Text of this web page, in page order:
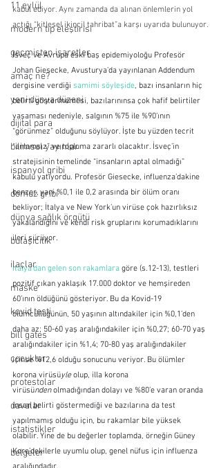
11 eylül
modern tıp eleştirisi
geçmişten işaretler
amaç ne?
yeni dünya düzeni
dijital para
bilimsel yayınlar
ispanyol gribi
domuz gribi
dünya sağlık örgütü
bulaşıcılık
ilaçlar
maske
kovid testi
bill gates
çocuklar
protestolar
davalar
istatistikler
belgeler
kabul ediyor. Aynı zamanda da alınan önlemlerin yol
açtığı “kitlesel ikincil tahribat”a karşı uyarıda bulunuyor.
İsveç ve Avrupa eski baş epidemiyoloğu Profesör
Johan Giesecke, Avusturya’da yayınlanan Addendum
dergisine verdiği samimi söyleşide, bazı insanların hiç
belirti göstermemesi, bazılarınınsa çok hafif belirtiler
yaşaması nedeniyle, salgının %75 ile %90’ının
“görünmez” olduğunu söylüyor. İşte bu yüzden tecrit
“anlamsız” ve topluma zararlı olacaktır. İsveç’in
stratejisinin temelinde “insanların aptal olmadığı”
kabulü yatıyordu. Profesör Giesecke, influenza’dakine
benzer, yani %0,1 ile 0,2 arasında bir ölüm oranı
bekliyor; İtalya ve New York’un virüse çok hazırlıksız
yakalandığını ve kendi risk gruplarını korumadıklarını
ileri sürüyor.
İtalya'dan gelen son rakamlara göre (s.12-13), testleri
pozitif çıkan yaklaşık 17.000 doktor ve hemşireden
60’ının öldüğünü gösteriyor. Bu da Kovid-19
ölümcüllüğünün, 50 yaşının altındakiler için %0,1’den
daha az; 50-60 yaş aralığındakiler için %0,27; 60-70 yaş
aralığındakiler için %1,4; 70-80 yaş aralığındakiler
içinse %12,6 olduğu sonucunu veriyor. Bu ölümler
korona virüsüyle olup, illa korona
virüsünden olmadığından dolayı ve %80’e varan oranda
insan belirti göstermediği ve bazılarına da test
yapılmamış olduğu için, bu rakamlar bile yüksek
olabilir. Yine de bu değerler toplamda, örneğin Güney
Kore’dekilerle uyumlu olup, genel nüfus için influenza